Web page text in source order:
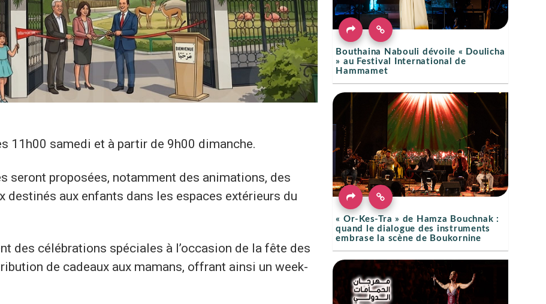
11h00 samedi et à partir de 9h00 dimanche.
proposées, notamment des animations, des
aux enfants dans les espaces extérieurs du
des célébrations spéciales à l’occasion de la fête des
de cadeaux aux mamans, offrant ainsi un week-
Bouthaina Nabouli dévoile « Doulicha
» au Festival International de
Hammamet
« Or-Kes-Tra » de Hamza Bouchnak :
quand le dialogue des instruments
embrase la scène de Boukornine